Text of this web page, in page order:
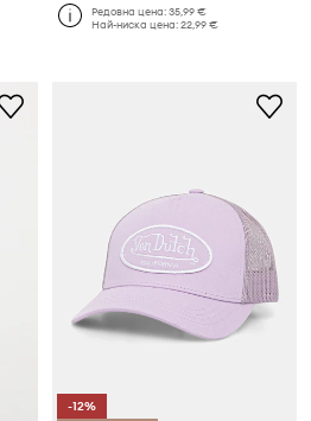
Редовна цена:35,99 €
Най-ниска цена:22,99 €
-12%